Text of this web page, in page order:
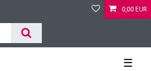
0,00 EUR
☰